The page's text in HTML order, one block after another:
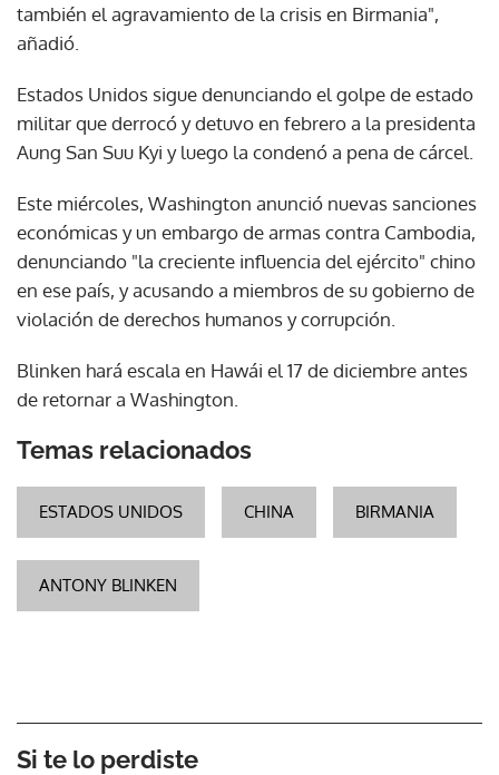
también el agravamiento de la crisis en Birmania",
añadió.
Estados Unidos sigue denunciando el golpe de estado
militar que derrocó y detuvo en febrero a la presidenta
Aung San Suu Kyi y luego la condenó a pena de cárcel.
Este miércoles, Washington anunció nuevas sanciones
económicas y un embargo de armas contra Cambodia,
denunciando "la creciente influencia del ejército" chino
en ese país, y acusando a miembros de su gobierno de
violación de derechos humanos y corrupción.
Blinken hará escala en Hawái el 17 de diciembre antes
de retornar a Washington.
Temas relacionados
ESTADOS UNIDOS CHINA BIRMANIA
ANTONY BLINKEN
Si te lo perdiste